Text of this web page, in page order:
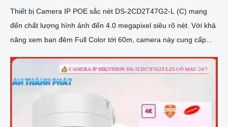
Thiết bị Camera IP POE sắc nét DS-2CD2T47G2-L (C) mang
đến chất lượng hình ảnh đến 4.0 megapixel siêu rõ nét. Với khả
năng xem ban đêm Full Color tới 60m, camera này cung cấp...